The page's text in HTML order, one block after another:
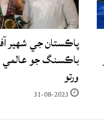
پاڪستان جي شهير
باڪسنگ جو عالمي
ورتو
31-08-2023